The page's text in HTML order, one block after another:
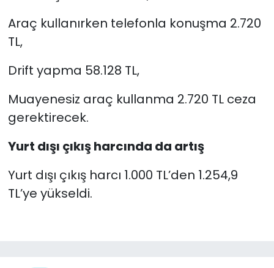
Araç kullanırken telefonla konuşma 2.720
TL,
Drift yapma 58.128 TL,
Muayenesiz araç kullanma 2.720 TL ceza
gerektirecek.
Yurt dışı çıkış harcında da artış
Yurt dışı çıkış harcı 1.000 TL’den 1.254,9
TL’ye yükseldi.